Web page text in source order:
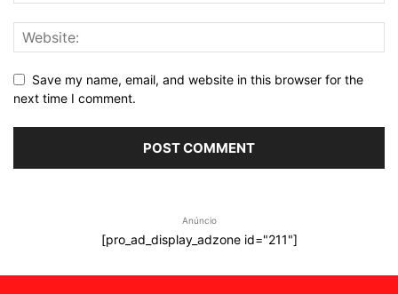
Save my name, email, and website in this browser for the
next time I comment.
Anúncio
[pro_ad_display_adzone id="211"]